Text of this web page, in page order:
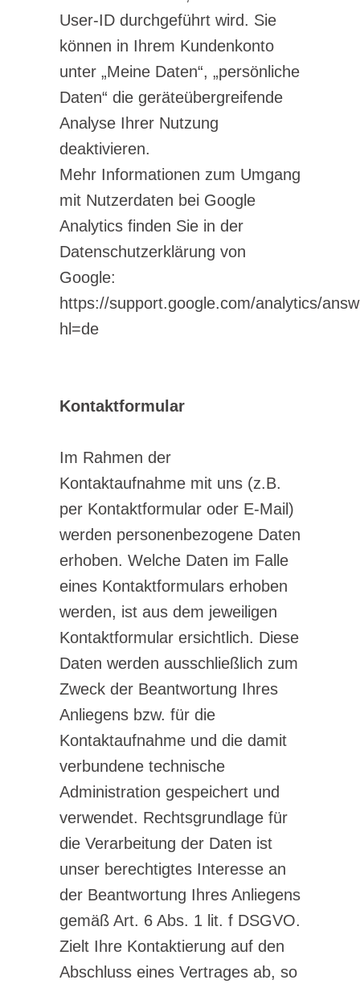
User-ID durchgeführt wird. Sie
können in Ihrem Kundenkonto
unter „Meine Daten“, „persönliche
Daten“ die geräteübergreifende
Analyse Ihrer Nutzung
deaktivieren.
Mehr Informationen zum Umgang
mit Nutzerdaten bei Google
Analytics finden Sie in der
Datenschutzerklärung von
Google:
https://support.google.com/analytics/
hl=de
Kontaktformular
Im Rahmen der
Kontaktaufnahme mit uns (z.B.
per Kontaktformular oder E-Mail)
werden personenbezogene Daten
erhoben. Welche Daten im Falle
eines Kontaktformulars erhoben
werden, ist aus dem jeweiligen
Kontaktformular ersichtlich. Diese
Daten werden ausschließlich zum
Zweck der Beantwortung Ihres
Anliegens bzw. für die
Kontaktaufnahme und die damit
verbundene technische
Administration gespeichert und
verwendet. Rechtsgrundlage für
die Verarbeitung der Daten ist
unser berechtigtes Interesse an
der Beantwortung Ihres Anliegens
gemäß Art. 6 Abs. 1 lit. f DSGVO.
Zielt Ihre Kontaktierung auf den
Abschluss eines Vertrages ab, so